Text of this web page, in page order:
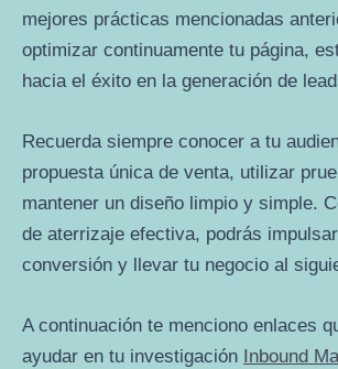
mejores prácticas mencionadas
optimizar continuamente tu página,
hacia el éxito en la generación de
Recuerda siempre conocer a tu
propuesta única de venta, utilizar
mantener un diseño limpio y simple.
de aterrizaje efectiva, podrás
conversión y llevar tu negocio al
A continuación te menciono enlaces
ayudar en tu investigación Inbound